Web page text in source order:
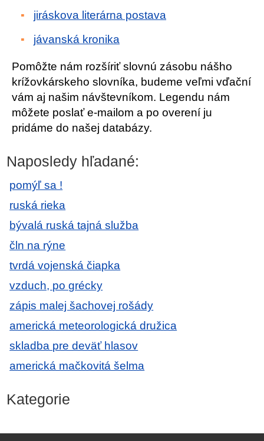
jiráskova literárna postava
jávanská kronika
Pomôžte nám rozšíriť slovnú zásobu nášho
krížovkárskeho slovníka, budeme veľmi vďační
vám aj našim návštevníkom. Legendu nám
môžete poslať e-mailom a po overení ju
pridáme do našej databázy.
Naposledy hľadané:
pomýľ sa !
ruská rieka
bývalá ruská tajná služba
čln na rýne
tvrdá vojenská čiapka
vzduch, po grécky
zápis malej šachovej rošády
americká meteorologická družica
skladba pre deväť hlasov
americká mačkovitá šelma
Kategorie